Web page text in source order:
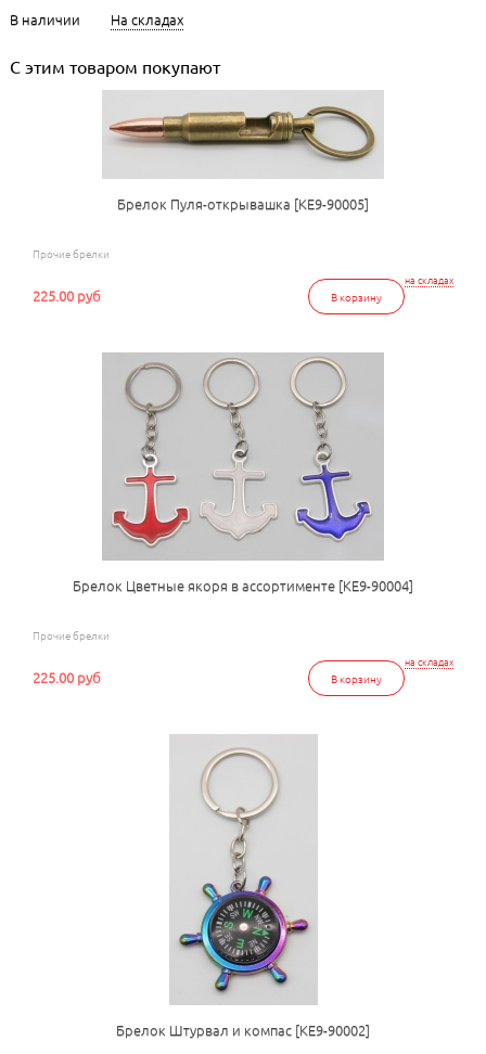
В наличии На складах
С этим товаром покупают
Брелок Пуля-открывашка [КЕ9-90005]
Прочие брелки
на складах
В корзину
225.00 руб
Брелок Цветные якоря в ассортименте [КЕ9-90004]
Прочие брелки
на складах
В корзину
225.00 руб
Брелок Штурвал и компас [КЕ9-90002]